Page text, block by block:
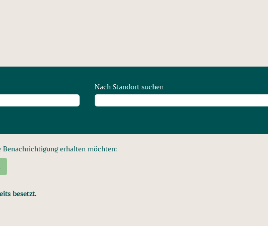
Nach Standort suchen
Benachrichtigung erhalten möchten:
besetzt.